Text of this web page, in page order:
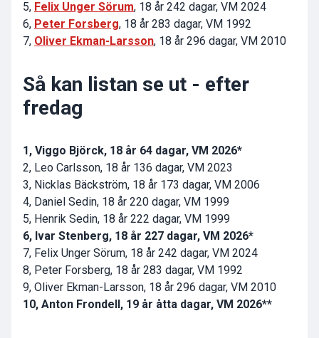
5, Felix Unger Sörum, 18 år 242 dagar, VM 2024
6, Peter Forsberg, 18 år 283 dagar, VM 1992
7, Oliver Ekman-Larsson, 18 år 296 dagar, VM 2010
Så kan listan se ut - efter
fredag
1, Viggo Björck, 18 år 64 dagar, VM 2026*
2, Leo Carlsson, 18 år 136 dagar, VM 2023
3, Nicklas Bäckström, 18 år 173 dagar, VM 2006
4, Daniel Sedin, 18 år 220 dagar, VM 1999
5, Henrik Sedin, 18 år 222 dagar, VM 1999
6, Ivar Stenberg, 18 år 227 dagar, VM 2026*
7, Felix Unger Sörum, 18 år 242 dagar, VM 2024
8, Peter Forsberg, 18 år 283 dagar, VM 1992
9, Oliver Ekman-Larsson, 18 år 296 dagar, VM 2010
10, Anton Frondell, 19 år åtta dagar, VM 2026**